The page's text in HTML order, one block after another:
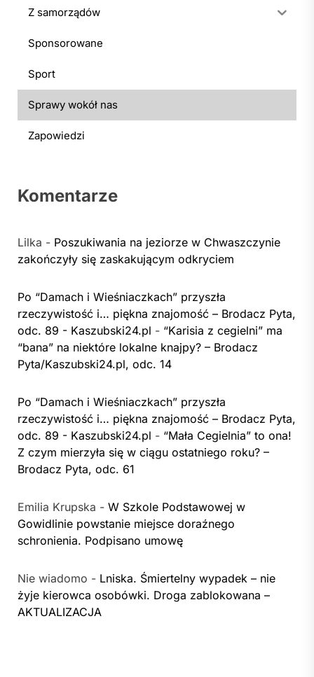
Z samorządów
Sponsorowane
Sport
Sprawy wokół nas
Zapowiedzi
Komentarze
Lilka - Poszukiwania na jeziorze w Chwaszczynie
zakończyły się zaskakującym odkryciem
Po “Damach i Wieśniaczkach” przyszła
rzeczywistość i… piękna znajomość – Brodacz Pyta,
odc. 89 - Kaszubski24.pl - “Karisia z cegielni” ma
“bana” na niektóre lokalne knajpy? – Brodacz
Pyta/Kaszubski24.pl, odc. 14
Po “Damach i Wieśniaczkach” przyszła
rzeczywistość i… piękna znajomość – Brodacz Pyta,
odc. 89 - Kaszubski24.pl - “Mała Cegielnia” to ona!
Z czym mierzyła się w ciągu ostatniego roku? –
Brodacz Pyta, odc. 61
Emilia Krupska - W Szkole Podstawowej w
Gowidlinie powstanie miejsce doraźnego
schronienia. Podpisano umowę
Nie wiadomo - Lniska. Śmiertelny wypadek – nie
żyje kierowca osobówki. Droga zablokowana –
AKTUALIZACJA